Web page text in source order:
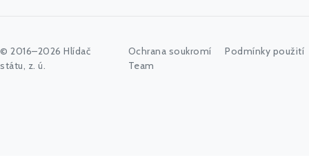
© 2016–2026 Hlídač
státu, z. ú.
Ochrana soukromí
Podmínky použití
Team